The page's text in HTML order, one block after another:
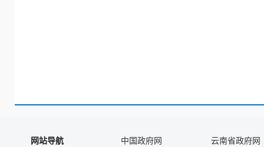
网站导航 中国政府网 云南省政府网